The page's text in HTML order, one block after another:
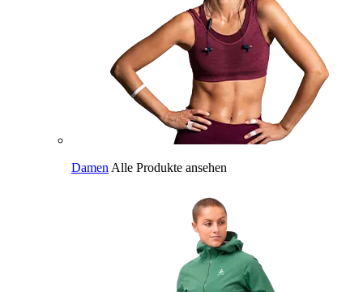
Damen Alle Produkte ansehen